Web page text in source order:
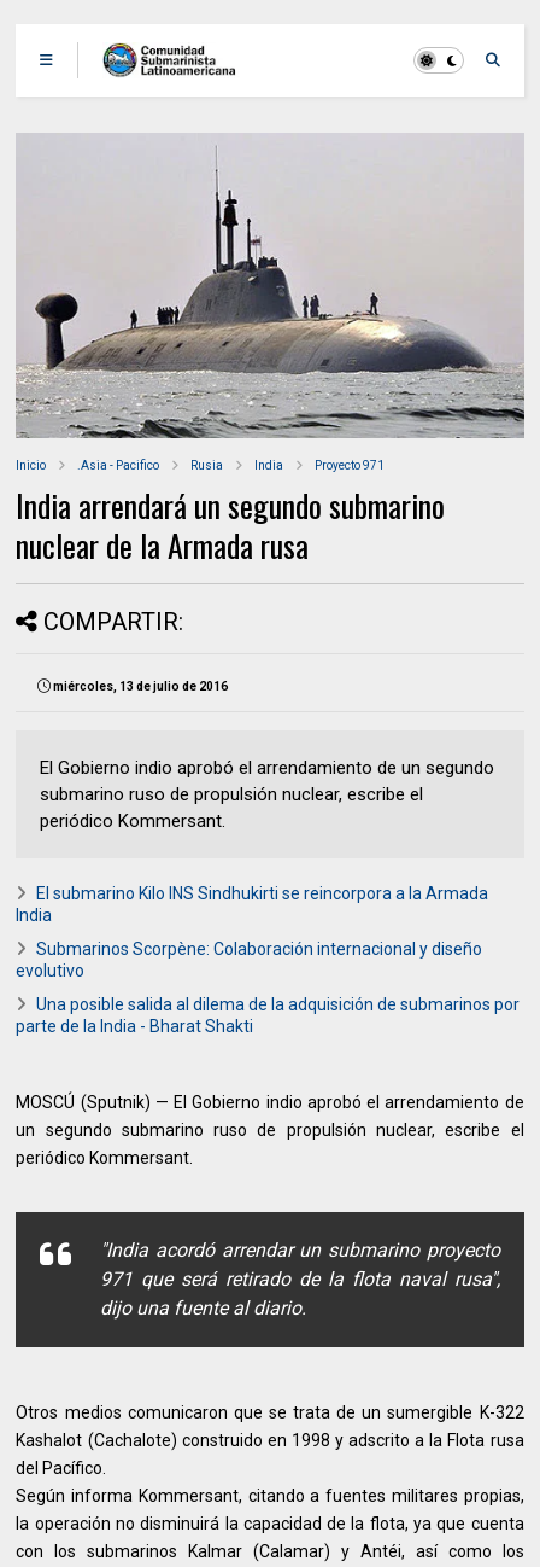
Inicio .Asia - Pacifico Rusia India Proyecto 971
India arrendará un segundo submarino
nuclear de la Armada rusa
COMPARTIR:
miércoles, 13 de julio de 2016
El Gobierno indio aprobó el arrendamiento de un segundo
submarino ruso de propulsión nuclear, escribe el
periódico Kommersant.
El submarino Kilo INS Sindhukirti se reincorpora a la Armada
India
Submarinos Scorpène: Colaboración internacional y diseño
evolutivo
Una posible salida al dilema de la adquisición de submarinos por
parte de la India - Bharat Shakti
MOSCÚ (Sputnik) — El Gobierno indio aprobó el arrendamiento de
un segundo submarino ruso de propulsión nuclear, escribe el
periódico Kommersant.
"India acordó arrendar un submarino proyecto
971 que será retirado de la flota naval rusa",
dijo una fuente al diario.
Otros medios comunicaron que se trata de un sumergible K-322
Kashalot (Cachalote) construido en 1998 y adscrito a la Flota rusa
del Pacífico.
Según informa Kommersant, citando a fuentes militares propias,
la operación no disminuirá la capacidad de la flota, ya que cuenta
con los submarinos Kalmar (Calamar) y Antéi, así como los